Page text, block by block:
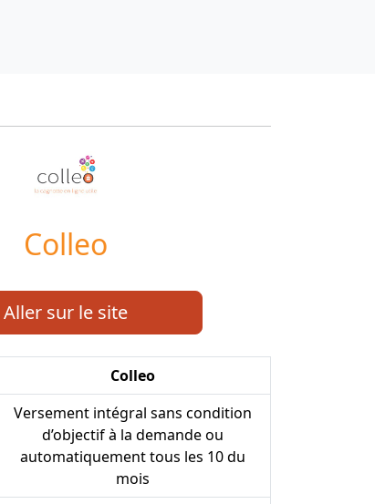
Colleo
Aller sur le site
Colleo
Versement intégral sans condition
d’objectif à la demande ou
automatiquement tous les 10 du
mois